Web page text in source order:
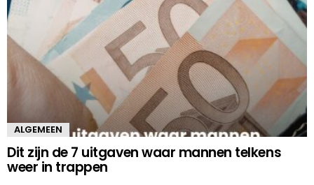
ALGEMEEN
Dit zijn de 7 uitgaven waar mannen telkens
weer in trappen